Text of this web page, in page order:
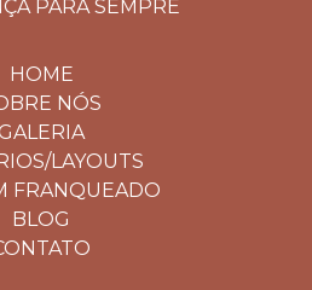
PARA SEMPRE
HOME
NÓS
GALERIA
LAYOUTS
FRANQUEADO
BLOG